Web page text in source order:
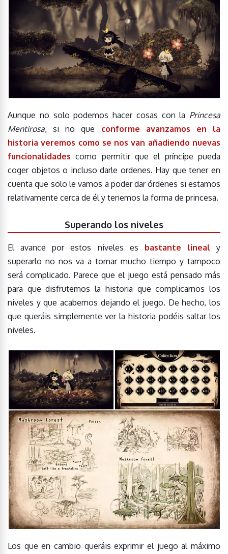
Aunque no solo podemos hacer cosas con la Princesa
Mentirosa, si no que conforme avanzamos en la
historia veremos como se nos van añadiendo nuevas
funcionalidades como permitir que el príncipe pueda
coger objetos o incluso darle ordenes. Hay que tener en
cuenta que solo le vamos a poder dar órdenes si estamos
relativamente cerca de él y tenemos la forma de princesa.
Superando los niveles
El avance por estos niveles es bastante lineal y
superarlo no nos va a tomar mucho tiempo y tampoco
será complicado. Parece que el juego está pensado más
para que disfrutemos la historia que complicarnos los
niveles y que acabemos dejando el juego. De hecho, los
que queráis simplemente ver la historia podéis saltar los
niveles.
Los que en cambio queráis exprimir el juego al máximo